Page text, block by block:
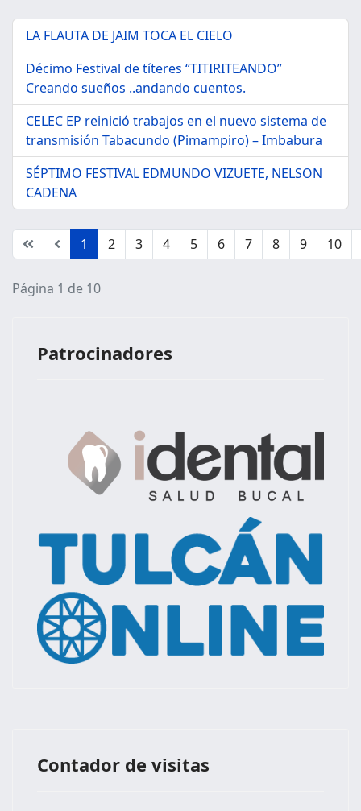
LA FLAUTA DE JAIM TOCA EL CIELO
Décimo Festival de títeres “TITIRITEANDO”
Creando sueños ..andando cuentos.
CELEC EP reinició trabajos en el nuevo sistema de
transmisión Tabacundo (Pimampiro) – Imbabura
SÉPTIMO FESTIVAL EDMUNDO VIZUETE, NELSON
CADENA
1 2 3 4 5 6 7 8 9 10
Página 1 de 10
Patrocinadores
Contador de visitas